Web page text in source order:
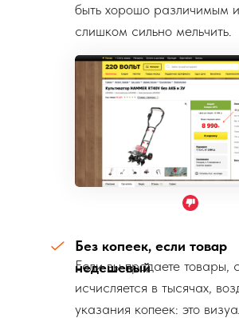
быть хорошо различимым
слишком сильно мельчить.
Без копеек, если товар
недешевый
Если вы продаете товары,
исчисляется в тысячах,
указания копеек: это